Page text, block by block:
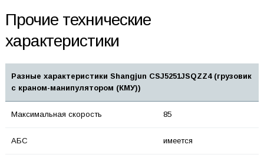
Прочие технические
характеристики
Разные характеристики Shangjun CSJ5251JSQZZ4 (грузовик
с краном-манипулятором (КМУ))
Максимальная скорость 85
АБС имеется